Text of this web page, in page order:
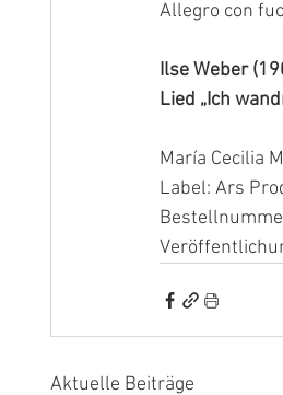
Allegro con
Ilse Weber
Lied „Ich
María Cecilia
Label: Ars
Aktuelle Beiträge